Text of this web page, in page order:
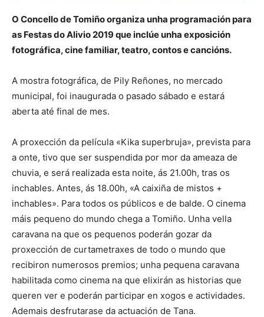
O Concello de Tomiño organiza unha programación para
as Festas do Alivio 2019 que inclúe unha exposición
fotográfica, cine familiar, teatro, contos e cancións.
A mostra fotográfica, de Pily Reñones, no mercado
municipal, foi inaugurada o pasado sábado e estará
aberta até final de mes.
A proxección da película «Kika superbruja», prevista para
a onte, tivo que ser suspendida por mor da ameaza de
chuvia, e será realizada esta noite, ás 21.00h, tras os
inchables. Antes, ás 18.00h, «A caixiña de mistos +
inchables». Para todos os públicos e de balde. O cinema
máis pequeno do mundo chega a Tomiño. Unha vella
caravana na que os pequenos poderán gozar da
proxección de curtametraxes de todo o mundo que
recibiron numerosos premios; unha pequena caravana
habilitada como cinema na que elixirán as historias que
queren ver e poderán participar en xogos e actividades.
Ademais desfrutarase da actuación de Tana.